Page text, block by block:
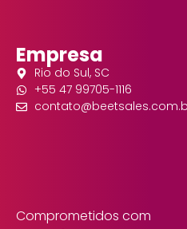
Empresa
Rio do Sul, SC
+55 47 99705-1116
Comprometidos com